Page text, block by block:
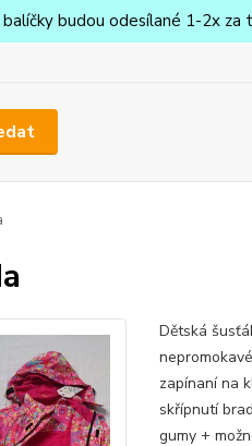
budou odesílané 1-2x
Dětská
zapínaní na
skřípnutí
gumy +